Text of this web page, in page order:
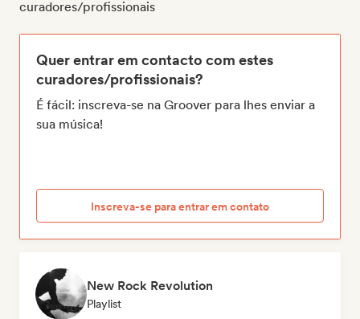
curadores/profissionais
Quer entrar em contacto com estes
curadores/profissionais?
É fácil: inscreva-se na Groover para lhes enviar a
sua música!
Inscreva-se para entrar em contato
New Rock Revolution
Playlist